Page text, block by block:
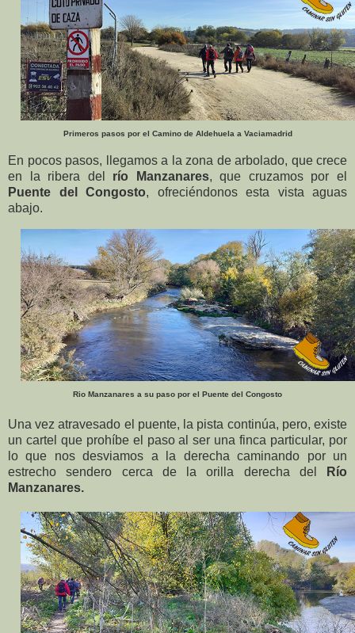
Primeros pasos por el Camino de Aldehuela a Vaciamadrid
En pocos pasos, llegamos a la zona de arbolado, que crece
en la ribera del río Manzanares, que cruzamos por el
Puente del Congosto, ofreciéndonos esta vista aguas
abajo.
Rio Manzanares a su paso por el Puente del Congosto
Una vez atravesado el puente, la pista continúa, pero, existe
un cartel que prohíbe el paso al ser una finca particular, por
lo que nos desviamos a la derecha caminando por un
estrecho sendero cerca de la orilla derecha del
Río
Manzanares.